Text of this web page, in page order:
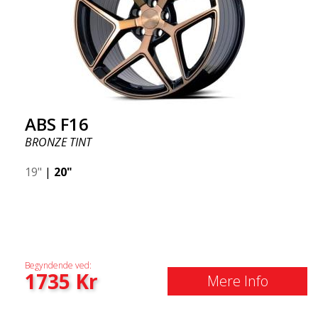
ABS F16
BRONZE TINT
19" | 20"
Begyndende ved:
1735Kr Mere Info